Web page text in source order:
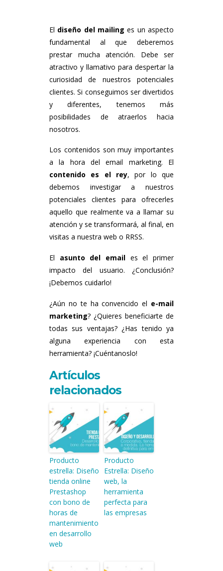
El diseño del mailinges un aspecto
fundamental al que deberemos
prestar mucha atención. Debe ser
atractivo y llamativo para despertar la
curiosidad de nuestros potenciales
clientes. Si conseguimos ser divertidos
y diferentes, tenemos más
posibilidades de atraerlos hacia
nosotros.
Los contenidos son muy importantes
a la hora del email marketing. El
contenido es el rey, por lo que
debemos investigar a nuestros
potenciales clientes para ofrecerles
aquello que realmente va a llamar su
atención y se transformará, al final, en
visitas a nuestra web o RRSS.
El asunto del email es el primer
impacto del usuario. ¿Conclusión?
¡Debemos cuidarlo!
¿Aún no te ha convencido el e-mail
marketing? ¿Quieres beneficiarte de
todas sus ventajas? ¿Has tenido ya
alguna experiencia con esta
herramienta? ¡Cuéntanoslo!
Artículos
relacionados
Producto
estrella: Diseño
tienda online
Prestashop
con bono de
horas de
mantenimiento
en desarrollo
web
Producto
Estrella: Diseño
web, la
herramienta
perfecta para
las empresas